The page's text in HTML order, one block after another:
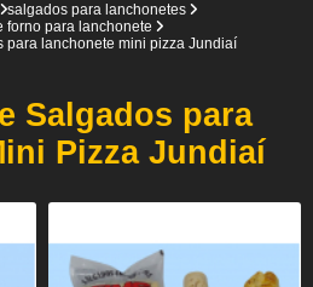
salgados para lanchonetes
forno para lanchonete
para lanchonete mini pizza Jundiaí
Salgados para
Pizza Jundiaí